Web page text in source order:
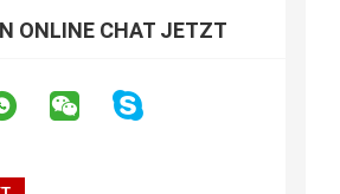
ONLINE CHAT JETZT